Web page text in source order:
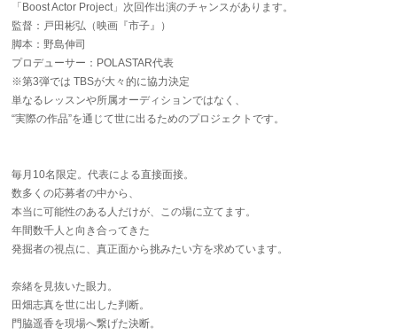
「Boost Actor Project」次回作出演のチャンスがあります。
監督：戸田彬弘（映画『市子』）
脚本：野島伸司
プロデューサー：POLASTAR代表
※第3弾では TBSが大々的に協力決定
単なるレッスンや所属オーディションではなく、
“実際の作品”を通じて世に出るためのプロジェクトです。
毎月10名限定。代表による直接面接。
数多くの応募者の中から、
本当に可能性のある人だけが、この場に立てます。
年間数千人と向き合ってきた
発掘者の視点に、真正面から挑みたい方を求めています。
奈緒を見抜いた眼力。
田畑志真を世に出した判断。
門脇遥香を現場へ繋げた決断。